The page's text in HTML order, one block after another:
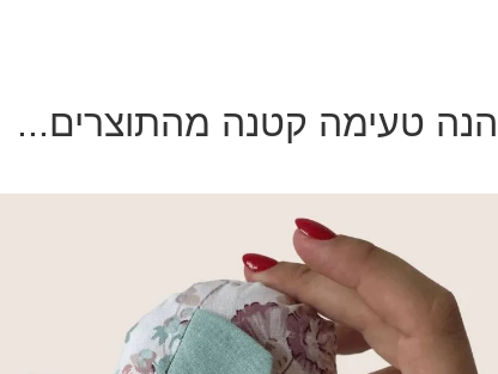
הנה טעימה קטנה מהתוצרים...